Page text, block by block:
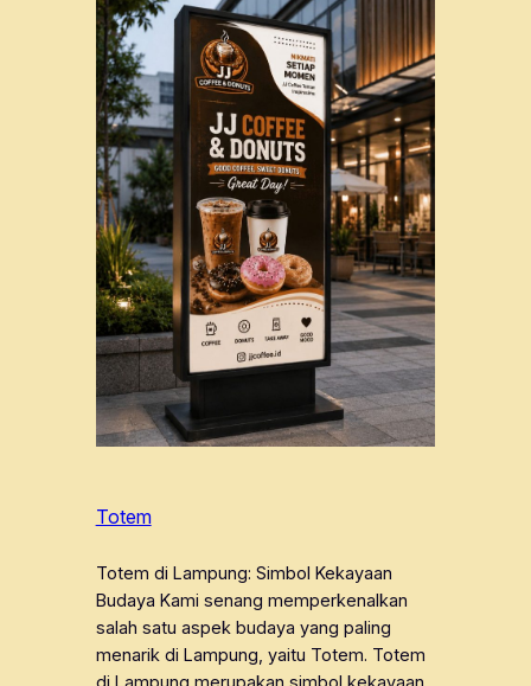
Totem
Totem di Lampung: Simbol Kekayaan
Budaya Kami senang memperkenalkan
salah satu aspek budaya yang paling
menarik di Lampung, yaitu Totem. Totem